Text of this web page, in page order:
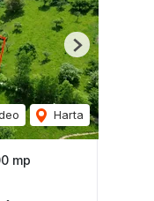
Harta
Next
mp